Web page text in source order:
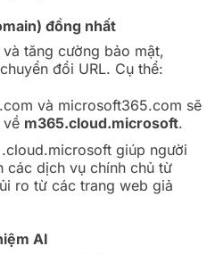
đồng nhất
tăng cường bảo mật,
đổi URL. Cụ thể:
và microsoft365.com sẽ
về m365.cloud.microsoft.
.cloud.microsoftgiúp người
các dịch vụ chính chủ từ
ro từ các trang web giả
AI